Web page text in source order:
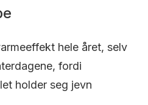
hele året, selv
fordi
holder seg jevn